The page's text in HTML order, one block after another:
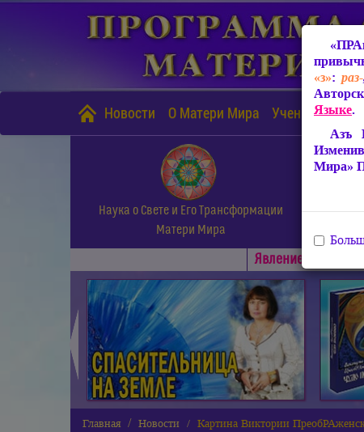
Новости О Матери Мира Учение Матери
Наука о Свете и Его Трансформации
Матери Мира
Явлениe Матери
◄
Главная Новости Картина Виктории
«з»:раз-
Языке.
Азъ
Мира»